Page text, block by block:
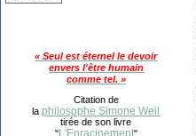
« Seul est éternel le devoir
envers l'être humain
comme tel. »
Citation de
laphilosophe Simone Weil
tirée de son livre
"L'Enracinement"